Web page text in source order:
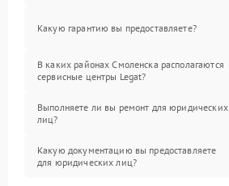
Какую гарантию вы предоставляете?
В каких районах Смоленска располагаются
сервисные центры Legat?
Выполняете ли вы ремонт для юридических
лиц?
Какую документацию вы предоставляете
для юридических лиц?